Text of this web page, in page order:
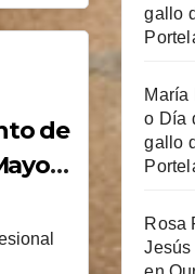
de
gallo
María
o Día
gallo
Rosa
Jesús